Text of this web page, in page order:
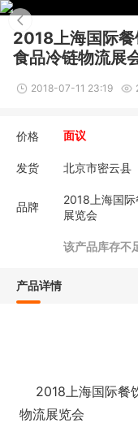
2018上海国际
食品冷链物流展
2018-07-11 23:19
价格 面议
发货 北京市密云县
品牌
2018上海国
展览会
该产品库存不
产品详情
2018上海国际餐
物流展览会